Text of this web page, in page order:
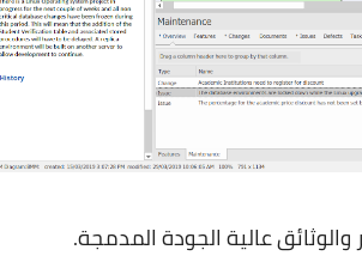
عالية الجودة المدمجة.